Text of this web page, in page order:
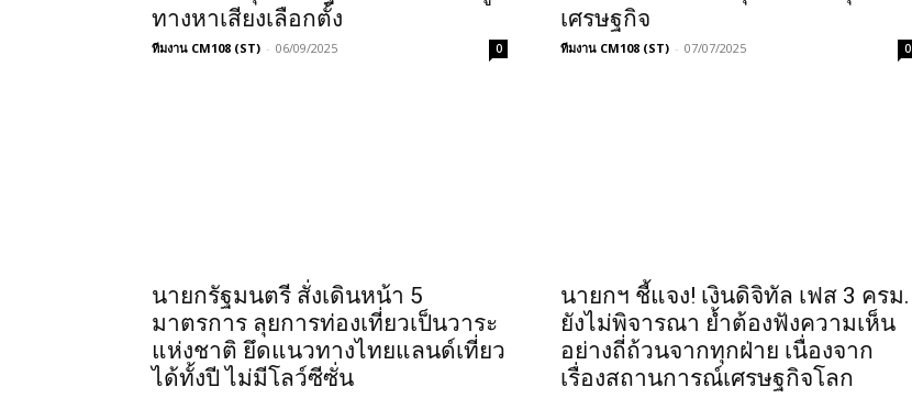
ทางหาเสียงเลือกตั้ง
ทีมงาน CM108 (ST) - 06/09/2025 0
เศรษฐกิจ
ทีมงาน CM108 (ST) - 07/07/2025 0
นายกรัฐมนตรี สั่งเดินหน้า 5
มาตรการ ลุยการท่องเที่ยวเป็นวาระ
แห่งชาติ ยึดแนวทางไทยแลนด์เที่ยว
ได้ทั้งปี ไม่มีโลว์ซีซั่น
นายกฯ ชี้แจง! เงินดิจิทัล เฟส 3 ครม.
ยังไม่พิจารณา ย้ำต้องฟังความเห็น
อย่างถี่ถ้วนจากทุกฝ่าย เนื่องจาก
เรื่องสถานการณ์เศรษฐกิจโลก